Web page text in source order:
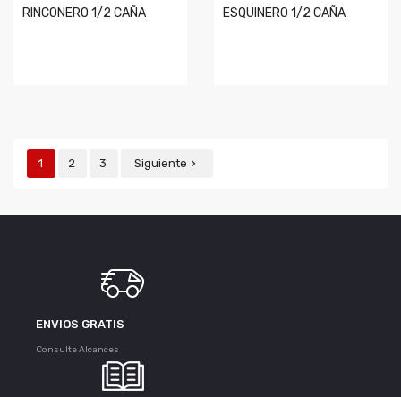
RINCONERO 1/2 CAÑA ESQUINERO 1/2 CAÑA
1 2 3 Siguiente 
ENVIOS GRATIS
Consulte Alcances